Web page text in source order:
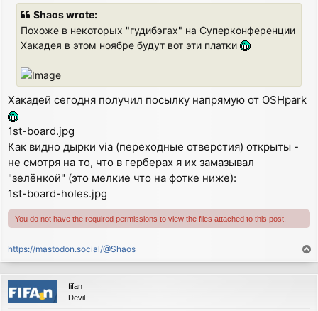
Shaos wrote:
Похоже в некоторых "гудибэгах" на Суперконференции
Хакадея в этом ноябре будут вот эти платки
Хакадей сегодня получил посылку напрямую от OSHpark
1st-board.jpg
Как видно дырки via (переходные отверстия) открыты -
не смотря на то, что в герберах я их замазывал
"зелёнкой" (это мелкие что на фотке ниже):
1st-board-holes.jpg
You do not have the required permissions to view the files attached to this post.
https://mastodon.social/@Shaos
o
p
fifan
Devil